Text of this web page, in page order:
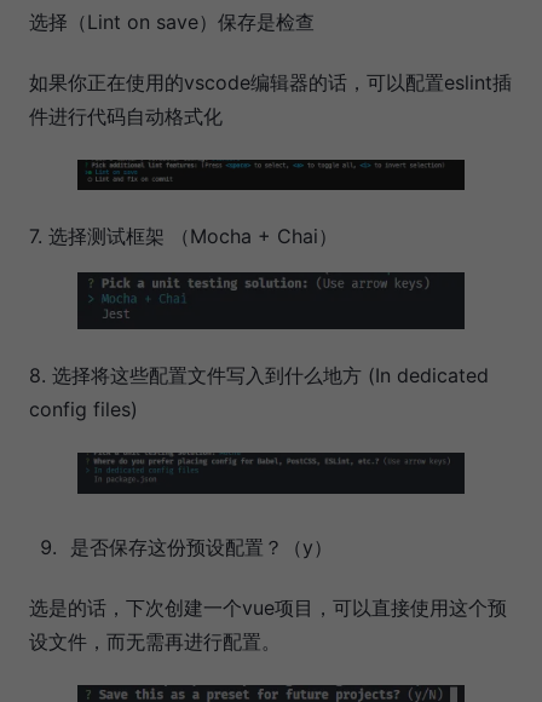
选择（Lint on save）保存是检查
如果你正在使用的vscode编辑器的话，可以配置eslint插
件进行代码自动格式化
7. 选择测试框架 （Mocha + Chai）
8. 选择将这些配置文件写入到什么地方 (In dedicated
config files)
是否保存这份预设配置？（y）
选是的话，下次创建一个vue项目，可以直接使用这个预
设文件，而无需再进行配置。